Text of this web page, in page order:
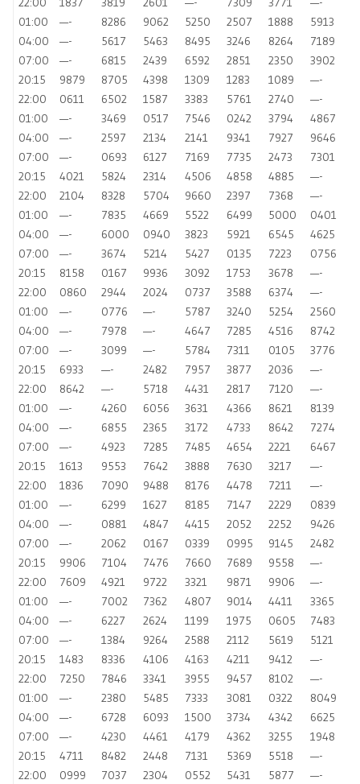
01:00
—- 8286 9062 5250 2507 1888
5913
04:00
—- 5617 5463 8495 3246 8264
7189
07:00
—- 6815 2439 6592 2851 2350
3902
20:15
9879 8705 4398 1309 1283 1089
—-
22:00
0611 6502 1587 3383 5761 2740
—-
01:00
—- 3469 0517 7546 0242 3794
4867
04:00
—- 2597 2134 2141 9341 7927
9646
07:00
—- 0693 6127 7169 7735 2473
7301
20:15
4021 5824 2314 4506 4858 4885
—-
22:00
2104 8328 5704 9660 2397 7368
—-
01:00
—- 7835 4669 5522 6499 5000
0401
04:00
—- 6000 0940 3823 5921 6545
4625
07:00
—- 3674 5214 5427 0135 7223
0756
20:15
8158 0167 9936 3092 1753 3678
—-
22:00
0860 2944 2024 0737 3588 6374
—-
01:00
—- 0776 —- 5787 3240 5254
2560
04:00
—- 7978 —- 4647 7285 4516
8742
07:00
—- 3099 —- 5784 7311 0105
3776
20:15
6933 —- 2482 7957 3877 2036
—-
22:00
8642 —- 5718 4431 2817 7120
—-
01:00
—- 4260 6056 3631 4366 8621
8139
04:00
—- 6855 2365 3172 4733 8642
7274
07:00
—- 4923 7285 7485 4654 2221
6467
20:15
1613 9553 7642 3888 7630 3217
—-
22:00
1836 7090 9488 8176 4478 7211
—-
01:00
—- 6299 1627 8185 7147 2229
0839
04:00
—- 0881 4847 4415 2052 2252
9426
07:00
—- 2062 0167 0339 0995 9145
2482
20:15
9906 7104 7476 7660 7689 9558
—-
22:00
7609 4921 9722 3321 9871 9906
—-
01:00
—- 7002 7362 4807 9014 4411
3365
04:00
—- 6227 2624 1199 1975 0605
7483
07:00
—- 1384 9264 2588 2112 5619
5121
20:15
1483 8336 4106 4163 4211 9412
—-
22:00
7250 7846 3341 3955 9457 8102
—-
01:00
—- 2380 5485 7333 3081 0322
8049
04:00
—- 6728 6093 1500 3734 4342
6625
07:00
—- 4230 4461 4179 4362 3255
1948
20:15
4711 8482 2448 7131 5369 5518
—-
22:00
0999 7037 2304 0552 5431 5877
—-